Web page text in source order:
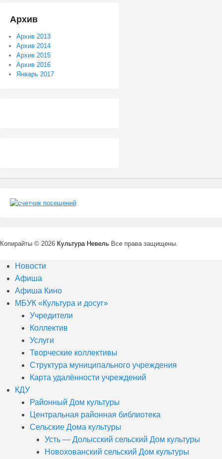
Архив
Архив 2013
Архив 2014
Архив 2015
Архив 2016
Январь 2017
Копирайты © 2026 Культура Невель Все права защищены.
Новости
Афиша
Афиша Кино
МБУК «Культура и досуг»
Учредители
Коллектив
Услуги
Творческие коллективы
Структура муниципального учреждения
Карта удалённости учреждений
КДУ
Районный Дом культуры
Центральная районная библиотека
Сельские Дома культуры
Усть — Долысский сельский Дом культуры
Новохованский сельский Дом культуры